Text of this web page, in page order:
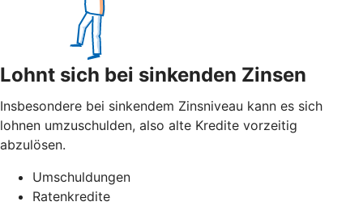
Lohnt sich bei sinkenden Zinsen
Insbesondere bei sinkendem Zinsniveau kann es sich
lohnen umzuschulden, also alte Kredite vorzeitig
abzulösen.
Umschuldungen
Ratenkredite